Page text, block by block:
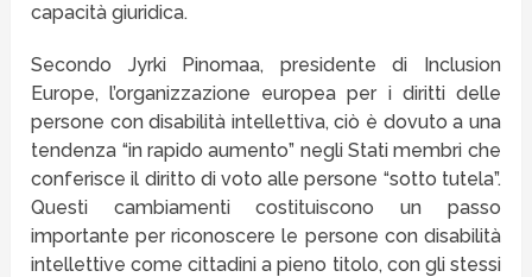
capacità giuridica.
Secondo Jyrki Pinomaa, presidente di Inclusion
Europe, l’organizzazione europea per i diritti delle
persone con disabilità intellettiva, ciò è dovuto a una
tendenza “in rapido aumento” negli Stati membri che
conferisce il diritto di voto alle persone “sotto tutela”.
Questi cambiamenti costituiscono un passo
importante per riconoscere le persone con disabilità
intellettive come cittadini a pieno titolo, con gli stessi